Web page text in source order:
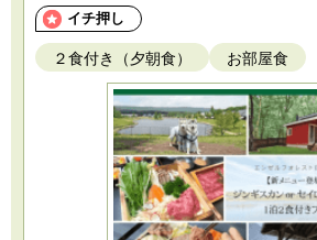
イチ押し
２食付き（夕朝食） お部屋食